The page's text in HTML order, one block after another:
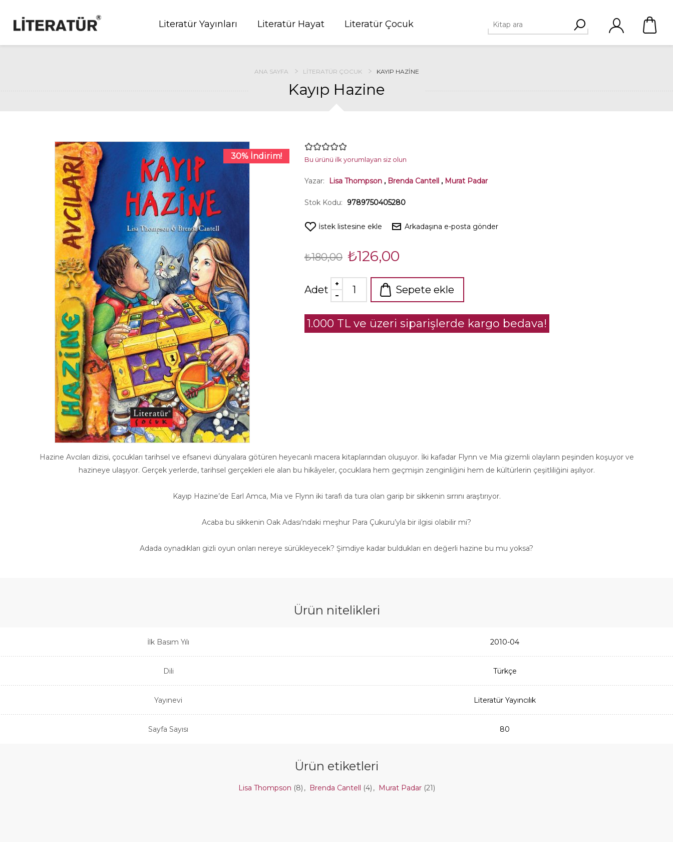
Literatür Yayınları Literatür Hayat Literatür Çocuk
ANA SAYFA LITERATÜR ÇOCUK KAYIP HAZINE
Kayıp Hazine
30% İndirim! Bu ürünü ilk yorumlayan siz olun
Yazar: Lisa Thompson , Brenda Cantell , Murat Padar
Stok Kodu: 9789750405280
İstek listesine ekle Arkadaşına e-posta gönder
₺180,00 ₺126,00
Adet Sepete ekle
1.000 TL ve üzeri siparişlerde kargo bedava!
Hazine Avcıları dizisi, çocukları tarihsel ve efsanevi dünyalara götüren heyecanlı macera kitaplarından oluşuyor. İki kafadar Flynn ve Mia gizemli olayların peşinden koşuyor ve
hazineye ulaşıyor. Gerçek yerlerde, tarihsel gerçekleri ele alan bu hikâyeler, çocuklara hem geçmişin zenginliğini hem de kültürlerin çeşitliliğini aşılıyor.
Kayıp Hazine’de Earl Amca, Mia ve Flynn iki tarafı da tura olan garip bir sikkenin sırrını araştırıyor.
Acaba bu sikkenin Oak Adası’ndaki meşhur Para Çukuru’yla bir ilgisi olabilir mi?
Adada oynadıkları gizli oyun onları nereye sürükleyecek? Şimdiye kadar buldukları en değerli hazine bu mu yoksa?
Ürün nitelikleri
İlk Basım Yılı 2010-04
Dili Türkçe
Yayınevi Literatür Yayıncılık
Sayfa Sayısı 80
Ürün etiketleri
Lisa Thompson (8) , Brenda Cantell (4) , Murat Padar (21)